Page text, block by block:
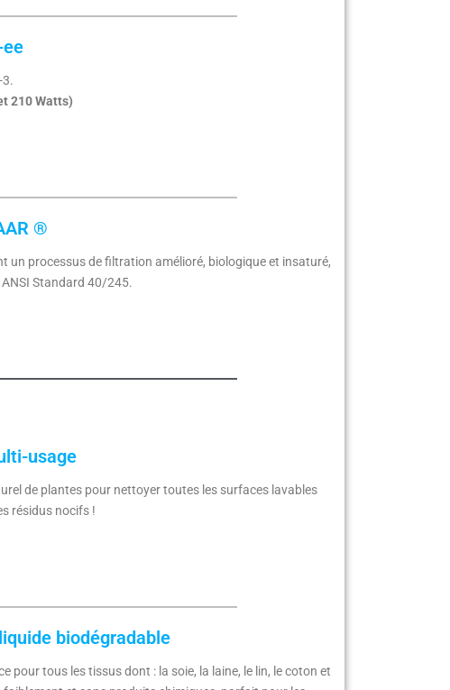
210 Watts)
®
un processus de filtration amélioré, biologique et insaturé,
Standard 40/245.
usage
de plantes pour nettoyer toutes les surfaces lavables
résidus nocifs !
biodégradable
pour tous les tissus dont : la soie, la laine, le lin, le coton et